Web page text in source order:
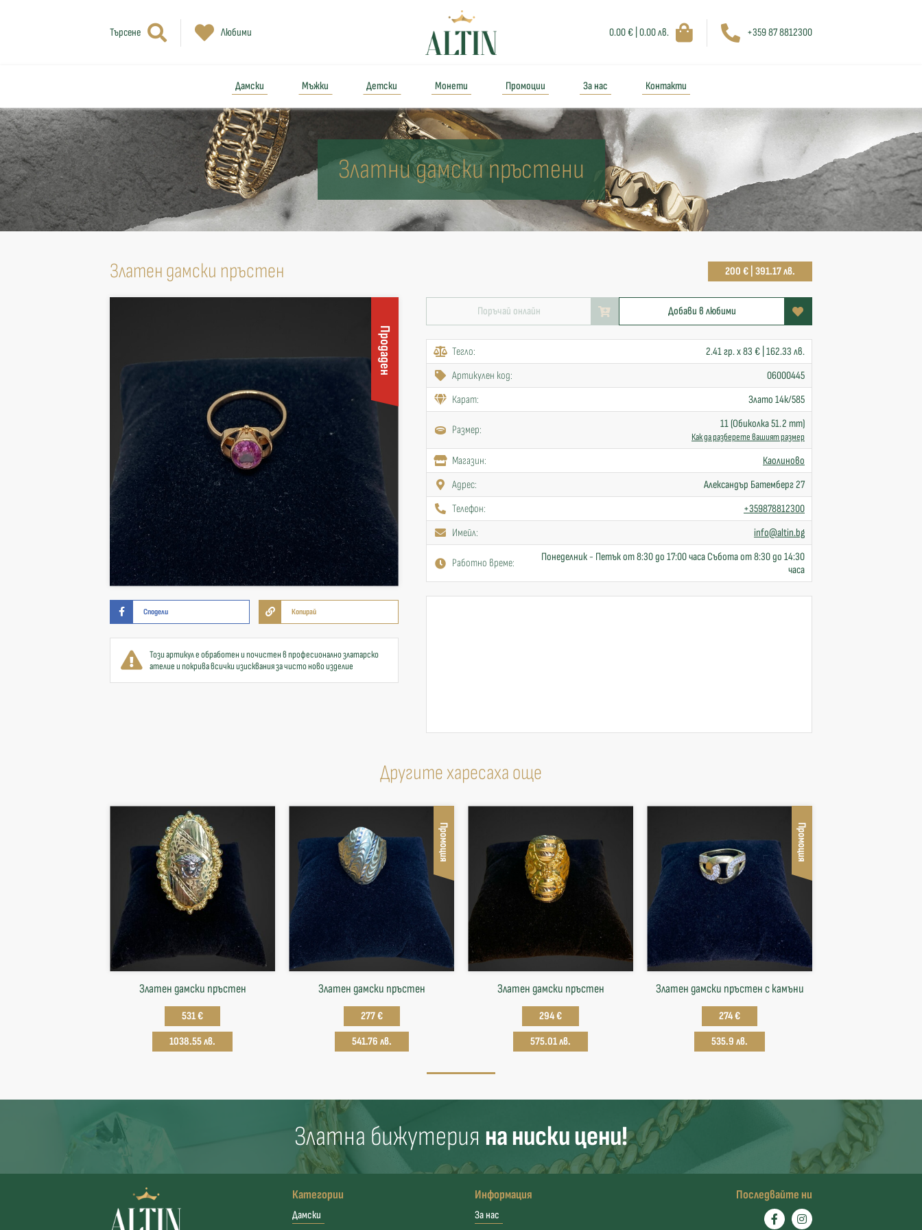
Търсене Любими 0.00 € | 0.00 лв. +359 87 8812300
Дамски Мъжки Детски Монети Промоции За нас Контакти
Златни дамски пръстени
Златен дамски пръстен 200 € | 391.17 лв.
Продаден
Сподели Копирай
Този артикул е обработен и почистен в професионално златарско
ателие и покрива всички изисквания за чисто ново изделие
Поръчай онлайн Добави в любими
Тегло:
2.41 гр. x 83 € | 162.33 лв.
Артикулен код:
06000445
Карат:
Злато 14к/585
Размер: 11 (Обиколка 51.2 mm)
Как да разберете вашият размер
Mагазин:
Каолиново
Адрес:
Александър Батемберг 27
Телефон:
+359878812300
Имейл:
info@altin.bg
Работно време:
Понеделник - Петък от 8:30 до 17:00 часа Събота от 8:30 до 14:30
часа
Другите харесаха още
Златен дамски пръстен
531 €
1038.55 лв.
Промоция
Златен дамски пръстен
277 €
541.76 лв.
Златен дамски пръстен
294 €
575.01 лв.
Промоция
Златен дамски пръстен с камъни
274 €
535.9 лв.
Златна бижутерия на ниски цени!
Категории
Дамски
Информация
За нас
Последвайте ни